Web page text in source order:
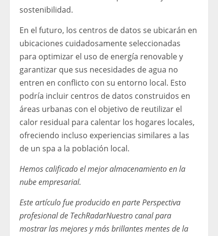
sostenibilidad.
En el futuro, los centros de datos se ubicarán en
ubicaciones cuidadosamente seleccionadas
para optimizar el uso de energía renovable y
garantizar que sus necesidades de agua no
entren en conflicto con su entorno local. Esto
podría incluir centros de datos construidos en
áreas urbanas con el objetivo de reutilizar el
calor residual para calentar los hogares locales,
ofreciendo incluso experiencias similares a las
de un spa a la población local.
Hemos calificado el mejor almacenamiento en la
nube empresarial.
Este artículo fue producido en partePerspectiva
profesional de TechRadarNuestro canal para
mostrar las mejores y más brillantes mentes de la